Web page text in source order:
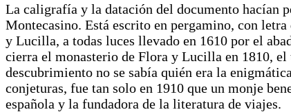
La caligrafía y la datación del documento hacían
Montecasino. Está escrito en pergamino, con
y Lucilla, a todas luces llevado en 1610 por el
cierra el monasterio de Flora y Lucilla en 1810,
descubrimiento no se sabía quién era la
conjeturas, fue tan solo en 1910 que un monje
española y la fundadora de la literatura de viajes.